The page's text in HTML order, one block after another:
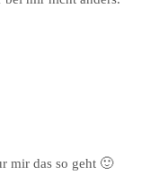
mir das so geht 🙂